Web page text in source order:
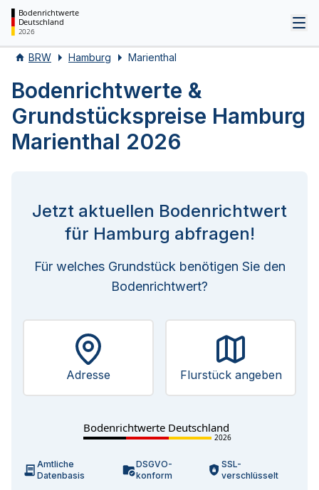
Bodenrichtwerte
Deutschland
2026
BRW Hamburg Marienthal
Bodenrichtwerte &
Grundstückspreise Hamburg
Marienthal 2026
Jetzt aktuellen Bodenrichtwert
für Hamburg abfragen!
Für welches Grundstück benötigen Sie den
Bodenrichtwert?
Adresse Flurstück angeben
Bodenrichtwerte Deutschland
2026
Amtliche
Datenbasis
DSGVO-
konform
SSL-
verschlüsselt